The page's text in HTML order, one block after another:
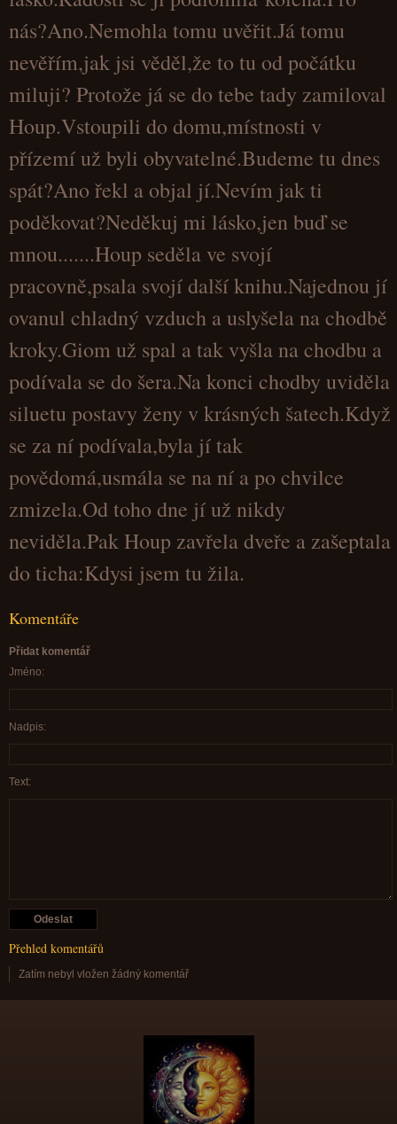
nás?Ano.Nemohla tomu uvěřit.Já tomu
nevěřím,jak jsi věděl,že to tu od počátku
miluji? Protože já se do tebe tady zamiloval
Houp.Vstoupili do domu,místnosti v
přízemí už byli obyvatelné.Budeme tu dnes
spát?Ano řekl a objal jí.Nevím jak ti
poděkovat?Neděkuj mi lásko,jen buď se
mnou.......Houp seděla ve svojí
pracovně,psala svojí další knihu.Najednou jí
ovanul chladný vzduch a uslyšela na chodbě
kroky.Giom už spal a tak vyšla na chodbu a
podívala se do šera.Na konci chodby uviděla
siluetu postavy ženy v krásných šatech.Když
se za ní podívala,byla jí tak
povědomá,usmála se na ní a po chvilce
zmizela.Od toho dne jí už nikdy
neviděla.Pak Houp zavřela dveře a zašeptala
do ticha:Kdysi jsem tu žila.
Komentáře
Přidat komentář
Jméno:
Nadpis:
Text:
Přehled komentářů
Zatím nebyl vložen žádný komentář